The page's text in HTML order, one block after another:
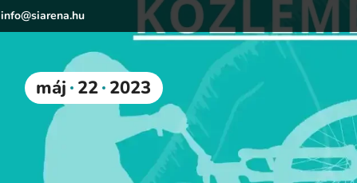
info@siarena.hu
máj 22 2023